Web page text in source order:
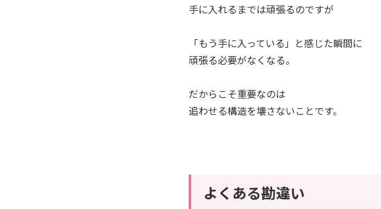
手に入れるまでは頑張るのですが
「もう手に入っている」と感じた瞬間に
頑張る必要がなくなる。
だからこそ重要なのは
追わせる構造を壊さないことです。
よくある勘違い